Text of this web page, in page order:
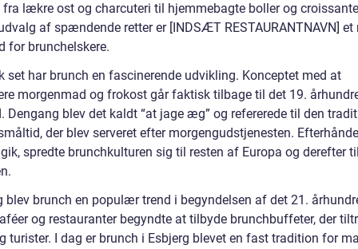
fra lækre ost og charcuteri til hjemmebagte boller og
af spændende retter er [INDSÆT RESTAURANTNAVN] et
for brunchelskere.
set har brunch en fascinerende udvikling. Konceptet med at
morgenmad og frokost går faktisk tilbage til det 19.
Dengang blev det kaldt “at jage æg” og refererede til den
der blev serveret efter morgengudstjenesten.
spredte brunchkulturen sig til resten af Europa og derefter
blev brunch en populær trend i begyndelsen af det 21.
og restauranter begyndte at tilbyde brunchbuffeter, der
turister. I dag er brunch i Esbjerg blevet en fast tradition for